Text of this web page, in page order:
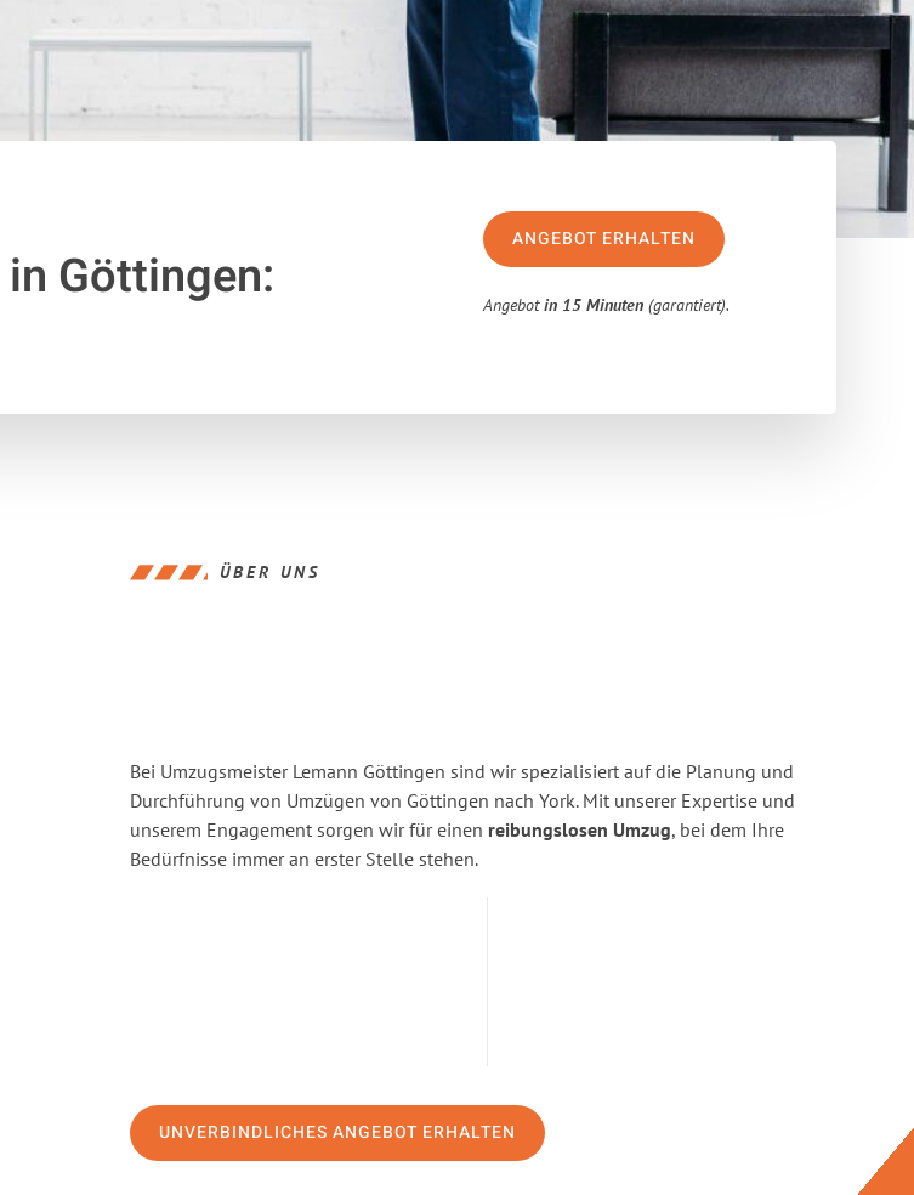
in Göttingen:
ANGEBOT ERHALTEN
Angebotin 15 Minuten (garantiert).
ÜBER UNS
Bei Umzugsmeister Lemann Göttingen sind wir spezialisiert auf die Planung und
Durchführung von Umzügen von Göttingen nach York. Mit unserer Expertise und
unserem Engagement sorgen wir für einen reibungslosen Umzug, bei dem Ihre
Bedürfnisse immer an erster Stelle stehen.
UNVERBINDLICHES ANGEBOT ERHALTEN